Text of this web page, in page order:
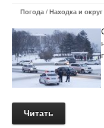
Погода / Находка и округ
Читать